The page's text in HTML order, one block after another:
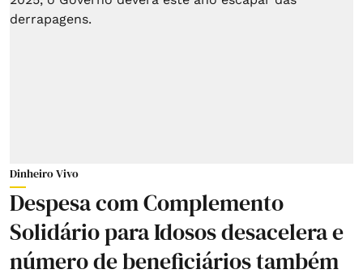
Dinheiro Vivo
Despesa com Complemento
Solidário para Idosos desacelera e
número de beneficiários também